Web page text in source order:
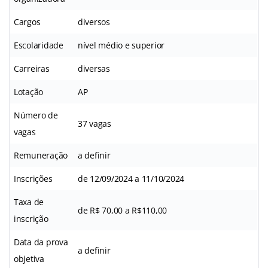
Cargos diversos
Escolaridade nível médio e superior
Carreiras diversas
Lotação AP
Número de
vagas
37 vagas
Remuneração a definir
Inscrições de 12/09/2024 a 11/10/2024
Taxa de
inscrição
de R$ 70,00 a R$110,00
Data da prova
objetiva
a definir